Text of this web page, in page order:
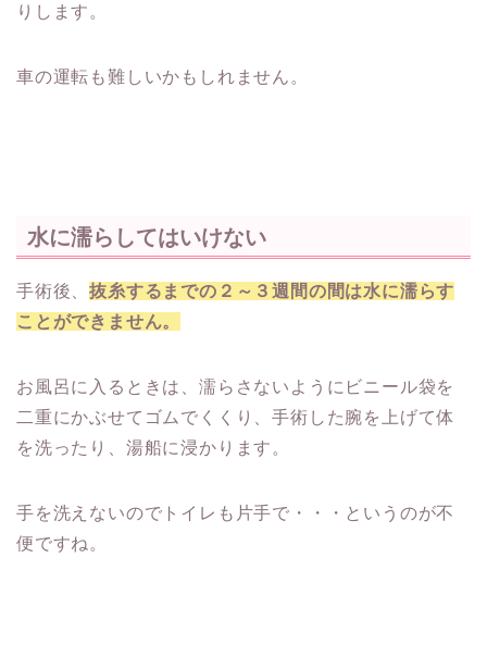
りします。
車の運転も難しいかもしれません。
水に濡らしてはいけない
手術後、抜糸するまでの２～３週間の間は水に濡らす
ことができません。
お風呂に入るときは、濡らさないようにビニール袋を
二重にかぶせてゴムでくくり、手術した腕を上げて体
を洗ったり、湯船に浸かります。
手を洗えないのでトイレも片手で・・・というのが不
便ですね。